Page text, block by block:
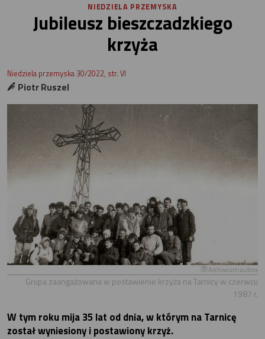
NIEDZIELA PRZEMYSKA
Jubileusz bieszczadzkiego
krzyża
Niedziela przemyska 30/2022, str. VI
Piotr Ruszel
Archiwum autora
Grupa zaangażowana w postawienie krzyża na Tarnicy w czerwcu
1987 r.
W tym roku mija 35 lat od dnia, w którym na Tarnicę
został wyniesiony i postawiony krzyż.